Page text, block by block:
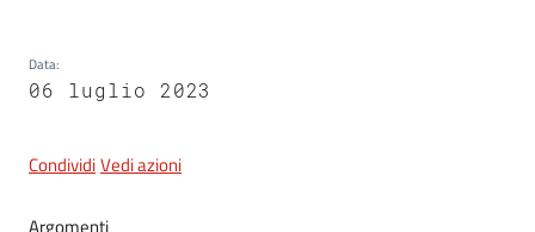
on-
line
Tutti
Data:
06 luglio 2023
CondividiVedi azioni